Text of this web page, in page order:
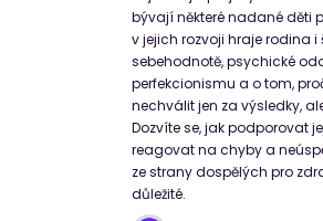
bývají některé nadané děti
v jejich rozvoji hraje rodina i
sebehodnotě, psychické
perfekcionismu a o tom,
nechválit jen za výsledky,
Dozvíte se, jak podporovat
reagovat na chyby a
ze strany dospělých pro
důležité.